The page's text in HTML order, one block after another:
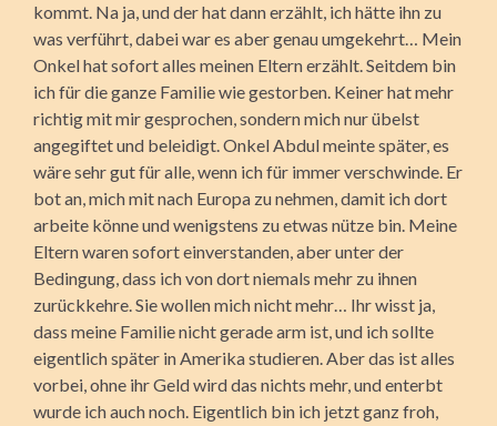
kommt. Na ja, und der hat dann erzählt, ich hätte ihn zu
was verführt, dabei war es aber genau umgekehrt… Mein
Onkel hat sofort alles meinen Eltern erzählt. Seitdem bin
ich für die ganze Familie wie gestorben. Keiner hat mehr
richtig mit mir gesprochen, sondern mich nur übelst
angegiftet und beleidigt. Onkel Abdul meinte später, es
wäre sehr gut für alle, wenn ich für immer verschwinde. Er
bot an, mich mit nach Europa zu nehmen, damit ich dort
arbeite könne und wenigstens zu etwas nütze bin. Meine
Eltern waren sofort einverstanden, aber unter der
Bedingung, dass ich von dort niemals mehr zu ihnen
zurückkehre. Sie wollen mich nicht mehr… Ihr wisst ja,
dass meine Familie nicht gerade arm ist, und ich sollte
eigentlich später in Amerika studieren. Aber das ist alles
vorbei, ohne ihr Geld wird das nichts mehr, und enterbt
wurde ich auch noch. Eigentlich bin ich jetzt ganz froh,